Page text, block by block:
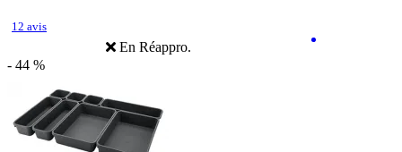
12 avis
En Réappro.
- 44 %